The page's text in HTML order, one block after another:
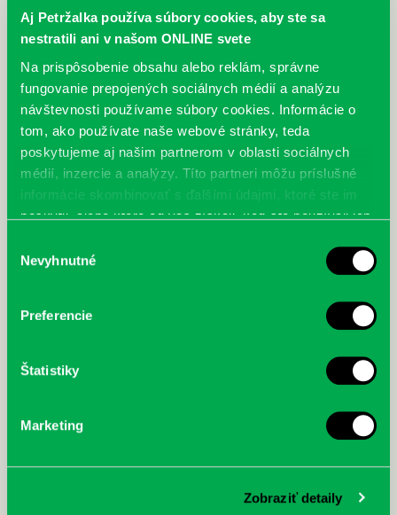
Aj Petržalka používa súbory cookies, aby ste sa
nestratili ani v našom ONLINE svete
Na prispôsobenie obsahu alebo reklám, správne
fungovanie prepojených sociálnych médií a analýzu
návštevnosti používame súbory cookies. Informácie o
tom, ako používate naše webové stránky, teda
poskytujeme aj našim partnerom v oblasti sociálnych
médií, inzercie a analýzy. Títo partneri môžu príslušné
informácie skombinovať s ďalšími údajmi, ktoré ste im
poskytli, alebo ktoré od vás získali, keď ste používali ich
súhlasu
Nevyhnutné
Preferencie
Štatistiky
Marketing
Zobraziť detaily
cyklistu modernej doby:
nezastaviteľný